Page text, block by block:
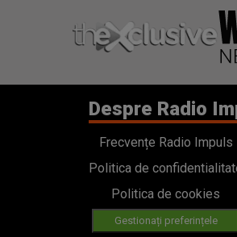
Despre Radio
Frecvențe Radio Impuls
Politica de
Politica de cookies
Gestionați preferințele